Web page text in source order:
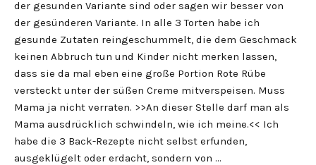
der gesunden Variante sind oder sagen wir besser von
der gesünderen Variante. In alle 3 Torten habe ich
gesunde Zutaten reingeschummelt, die dem Geschmack
keinen Abbruch tun und Kinder nicht merken lassen,
dass sie da mal eben eine große Portion Rote Rübe
versteckt unter der süßen Creme mitverspeisen. Muss
Mama ja nicht verraten. >>An dieser Stelle darf man als
Mama ausdrücklich schwindeln, wie ich meine.<< Ich
habe die 3 Back-Rezepte nicht selbst erfunden,
ausgeklügelt oder erdacht, sondern von …